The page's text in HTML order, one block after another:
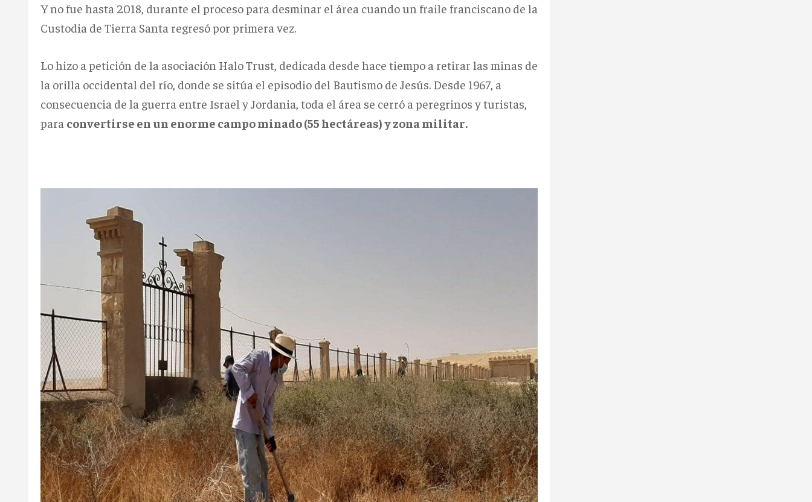
Y no fue hasta 2018, durante el proceso para desminar el área cuando un fraile franciscano de la
Custodia de Tierra Santa regresó por primera vez.
Lo hizo a petición de la asociación Halo Trust, dedicada desde hace tiempo a retirar las minas de
la orilla occidental del río, donde se sitúa el episodio del Bautismo de Jesús. Desde 1967, a
consecuencia de la guerra entre Israel y Jordania, toda el área se cerró a peregrinos y turistas,
para convertirse en un enorme campo minado (55 hectáreas) y zona militar.